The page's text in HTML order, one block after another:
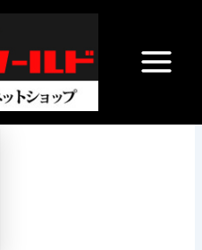
Menu
ールカップ